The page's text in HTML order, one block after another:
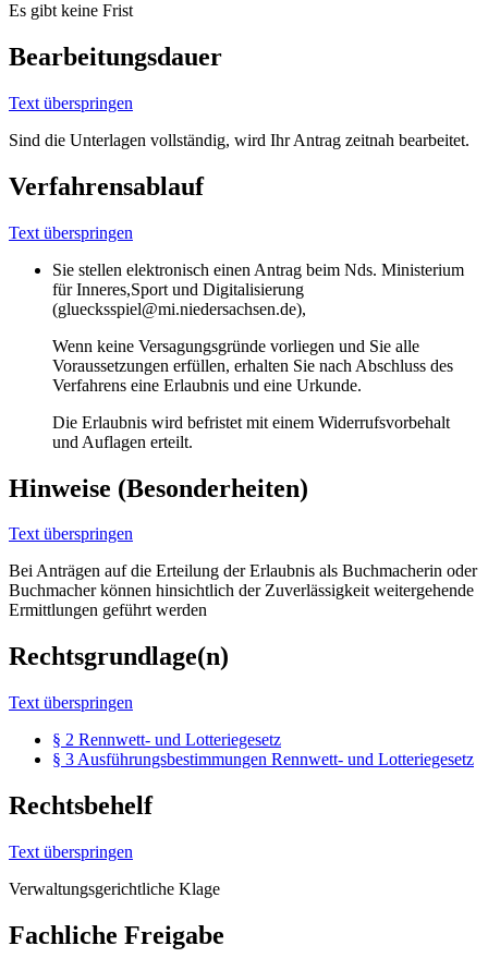
Es gibt keine Frist
Bearbeitungsdauer
Text überspringen
Sind die Unterlagen vollständig, wird Ihr Antrag zeitnah bearbeitet.
Verfahrensablauf
Text überspringen
Sie stellen elektronisch einen Antrag beim Nds. Ministerium
für Inneres,Sport und Digitalisierung
(gluecksspiel@mi.niedersachsen.de),
Wenn keine Versagungsgründe vorliegen und Sie alle
Voraussetzungen erfüllen, erhalten Sie nach Abschluss des
Verfahrens eine Erlaubnis und eine Urkunde.
Die Erlaubnis wird befristet mit einem Widerrufsvorbehalt
und Auflagen erteilt.
Hinweise (Besonderheiten)
Text überspringen
Bei Anträgen auf die Erteilung der Erlaubnis als Buchmacherin oder
Buchmacher können hinsichtlich der Zuverlässigkeit weitergehende
Ermittlungen geführt werden
Rechtsgrundlage(n)
Text überspringen
§ 2 Rennwett- und Lotteriegesetz
§ 3 Ausführungsbestimmungen Rennwett- und Lotteriegesetz
Rechtsbehelf
Text überspringen
Verwaltungsgerichtliche Klage
Fachliche Freigabe